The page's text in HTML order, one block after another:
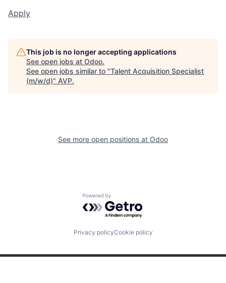
Apply
This job is no longer accepting applications
See open jobs at Odoo.
See open jobs similar to "Talent Acquisition Specialist
(m/w/d)" AVP.
See more open positions at Odoo
Powered by Getro.com
Privacy policyCookie policy